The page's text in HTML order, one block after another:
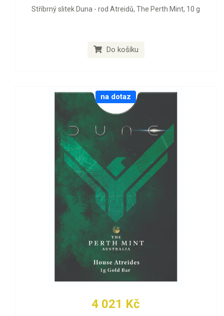
Stříbrný slitek Duna - rod Atreidů, The Perth Mint, 10 g
Do košíku
na dotaz
4 021 Kč